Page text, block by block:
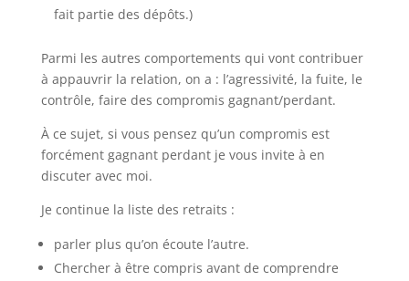
fait partie des dépôts.)
Parmi les autres comportements qui vont contribuer
à appauvrir la relation, on a : l’agressivité, la fuite, le
contrôle, faire des compromis gagnant/perdant.
À ce sujet, si vous pensez qu’un compromis est
forcément gagnant perdant je vous invite à en
discuter avec moi.
Je continue la liste des retraits :
parler plus qu’on écoute l’autre.
Chercher à être compris avant de comprendre